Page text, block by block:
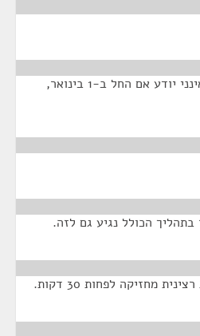
מהדורת "מבט" תצטמצם, אינני יודע אם החל ב-1 בינואר,
הכולל נגיע גם לזה.
מחזיקה לפחות 30 דקות.